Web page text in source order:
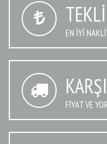
EN IYI
FIYAT VE